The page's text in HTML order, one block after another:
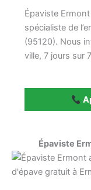
Épaviste
spécialiste de
(95120). Nous
ville, 7 jours sur
Épaviste